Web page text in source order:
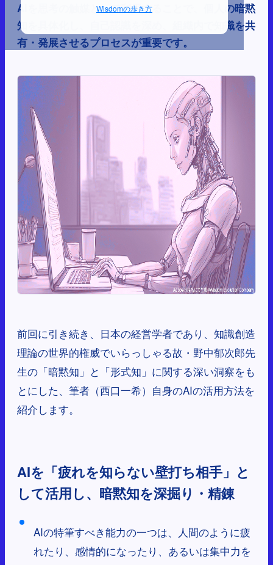
Wisdomの歩き方
AIを思考の触媒として利用することで、個人の暗黙
知を具体化し、自己認識を深め、組織内で知識を共
有・発展させるプロセスが重要です。
前回に引き続き、日本の経営学者であり、知識創造
理論の世界的権威でいらっしゃる故・野中郁次郎先
生の「暗黙知」と「形式知」に関する深い洞察をも
とにした、筆者（西口一希）自身のAIの活用方法を
紹介します。
AIを「疲れを知らない壁打ち相手」と
して活用し、暗黙知を深掘り・精錬
AIの特筆すべき能力の一つは、人間のように疲
れたり、感情的になったり、あるいは集中力を